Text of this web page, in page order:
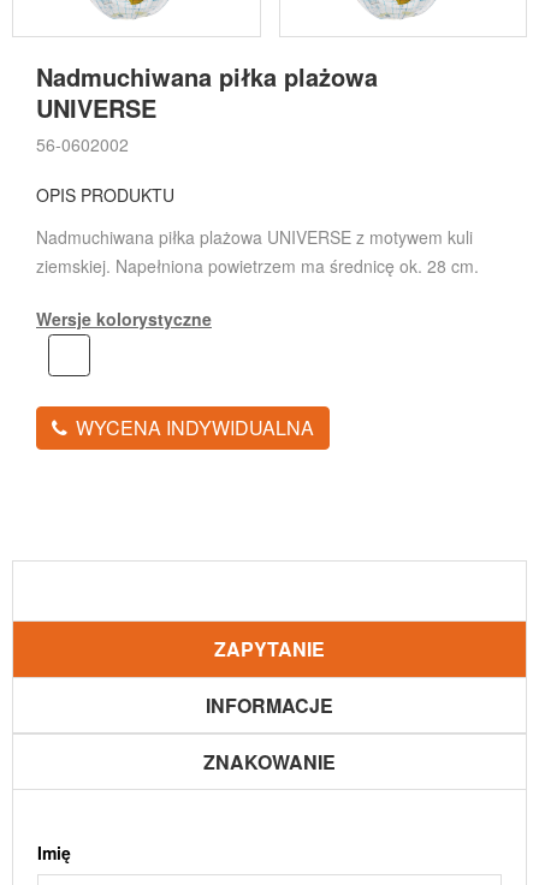
Nadmuchiwana piłka plażowa
UNIVERSE
56-0602002
OPIS PRODUKTU
Nadmuchiwana piłka plażowa UNIVERSE z motywem kuli
ziemskiej. Napełniona powietrzem ma średnicę ok. 28 cm.
Wersje kolorystyczne
WYCENA INDYWIDUALNA
ZAPYTANIE
INFORMACJE
ZNAKOWANIE
Imię